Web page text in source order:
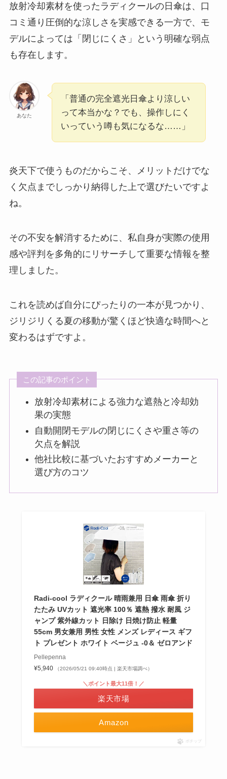
放射冷却素材を使ったラディクールの日傘は、口
コミ通り圧倒的な涼しさを実感できる一方で、モ
デルによっては「閉じにくさ」という明確な弱点
も存在します。
あなた
「普通の完全遮光日傘より涼しい
って本当かな？でも、操作しにく
いっていう噂も気になるな……」
炎天下で使うものだからこそ、メリットだけでな
く欠点までしっかり納得した上で選びたいですよ
ね。
その不安を解消するために、私自身が実際の使用
感や評判を多角的にリサーチして重要な情報を整
理しました。
これを読めば自分にぴったりの一本が見つかり、
ジリジリくる夏の移動が驚くほど快適な時間へと
変わるはずですよ。
この記事のポイント
放射冷却素材による強力な遮熱と冷却効
果の実態
自動開閉モデルの閉じにくさや重さ等の
欠点を解説
他社比較に基づいたおすすめメーカーと
選び方のコツ
Radi-cool ラディクール 晴雨兼用 日傘 雨傘 折り
たたみ UVカット 遮光率 100％ 遮熱 撥水 耐風 ジ
ャンプ 紫外線カット 日除け 日焼け防止 軽量
55cm 男女兼用 男性 女性 メンズ レディース ギフ
ト プレゼント ホワイト ベージュ -0＆ ゼロアンド
Pellepenna
¥5,940
（2026/05/21 09:40時点 | 楽天市場調べ）
Amazon
＼ポイント最大11倍！／
楽天市場
ポチップ